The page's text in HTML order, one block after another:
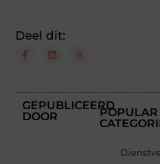
Deel dit:
GEPUBLICEERD
DOOR
POPULAR